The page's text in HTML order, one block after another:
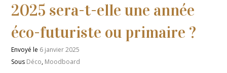
2025 sera-t-elle une année
éco-futuriste ou primaire ?
Envoyé le 6 janvier 2025
Sous Déco, Moodboard